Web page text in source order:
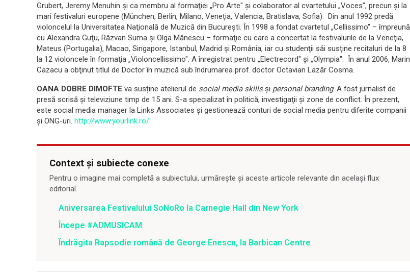
Grubert, Jeremy Menuhin şi ca membru al formaţiei „Pro Arte" şi colaborator al cvartetului „Voces", precun şi la
mari festivaluri europene (München, Berlin, Milano, Veneţia, Valencia, Bratislava, Sofia). Din anul 1992 predă
violoncelul la Universitatea Naţională de Muzică din Bucureşti. În 1998 a fondat cvartetul „Cellissimo" – împreună
cu Alexandra Guţu, Răzvan Suma şi Olga Mănescu – formaţie cu care a concertat la festivalurile de la Veneţia,
Mateus (Portugalia), Macao, Singapore, Istanbul, Madrid şi România, iar cu studenţii săi susţine recitaluri de la 8
la 12 violoncele în formaţia „Violoncellissimo". A înregistrat pentru „Electrecord" şi „Olympia". În anul 2006, Marin
Cazacu a obţinut titlul de Doctor în muzică sub îndrumarea prof. doctor Octavian Lazăr Cosma.
OANA DOBRE DIMOFTE va susține atelierul de social media skills și personal branding. A fost jurnalist de
presă scrisă și televiziune timp de 15 ani. S-a specializat în politică, investigaţii şi zone de conflict. În prezent,
este social media manager la Links Associates și gestionează conturi de social media pentru diferite companii
și ONG-uri. http://www.yourlink.ro/
Context și subiecte conexe
Pentru o imagine mai completă a subiectului, urmărește și aceste articole relevante din același flux
editorial.
Aniversarea Festivalului SoNoRo la Carnegie Hall din New York
Începe #ADMUSICAM
Îndrăgita Rapsodie română de George Enescu, la Barbican Centre